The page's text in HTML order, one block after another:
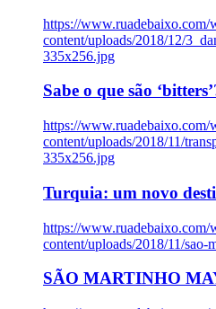
https://www.ruadebaixo.com/
content/uploads/2018/12/
335x256.jpg
Sabe o que são
https://www.ruadebaixo.com/
content/uploads/2018/11/
335x256.jpg
Turquia: um novo
https://www.ruadebaixo.com/
content/uploads/2018/11/
SÃO MARTINHO